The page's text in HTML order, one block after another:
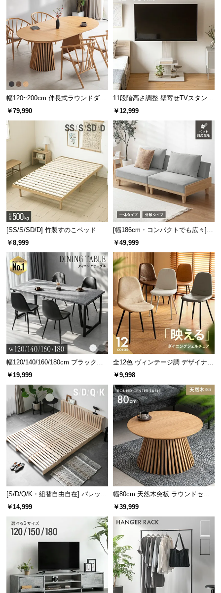
約58㎝
ソファから座椅子へ早変わり
パーツを離して置くだけで、3台の座椅子とコーナー
クッションに。誰でも手軽にセットできます。
急な来客時にも大活躍
使いたい時にサッと移動してすぐに使えるので、急
な来客のおもてなしにも便利です。
42段階のリクライニング機能
細やかな42段階のリクライニング機能搭載で、お好
みの位置に背もたれの角度を調節できます。
幅120~200cm 伸長式ラウンドダイ
ニングテーブル 6人掛け 天然木突
￥79,990
11段階高さ調整 壁寄せTVスタンド
キャスター付き 上下左右角度調節
￥12,999
[SS/S/SD/D] 竹製すのこベッド
￥8,999
[幅186cm・コンパクトでも広々] 3
人掛けソファベッド リクライニン
￥49,999
幅120/140/160/180cm ブラックフ
レーム ダイニング 大理石調 4人掛
￥19,999
全12色 ヴィンテージ調 デザイナー
ズシェルチェア
￥9,998
[S/D/Q/K・組替自由自在] パレット
ベッド 8/12/16枚セット
￥14,999
幅80cm 天然木突板 ラウンドセン
ターテーブル 美しい格子デザイン
￥39,999